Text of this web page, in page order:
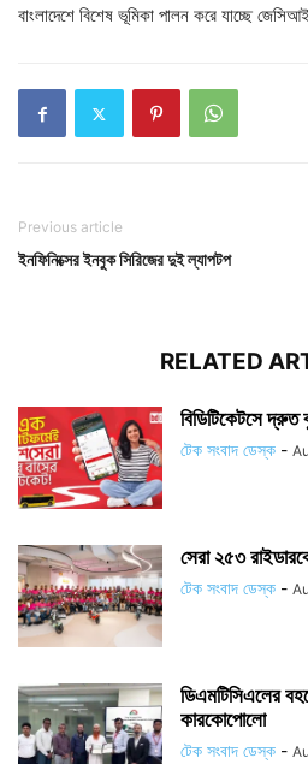
বাংলাদেশে বিশেষ ভূমিকা পালন করে যাচ্ছে
Previous article
ইনফিনিক্সের ইনবুক সিরিজের দুই ল্যাপটপ
RELATED
বিডিটিকেটসে দ্রুত
টেক সংবাদ ডেস্ক -
সেরা ২৫৩
টেক সংবাদ ডেস্ক -
ডিএমটিসিএলের
কারকোপোলো
টেক সংবাদ ডেস্ক -